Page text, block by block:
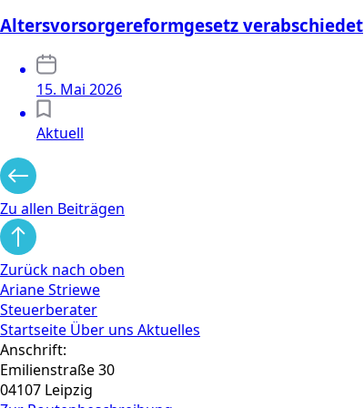
Altersvorsorgereformgesetz verabschiedet
15. Mai 2026
Aktuell
Zu allen Beiträgen
Zurück nach oben
Ariane Striewe
Steuerberater
Startseite Über uns Aktuelles
Anschrift:
Emilienstraße 30
04107 Leipzig